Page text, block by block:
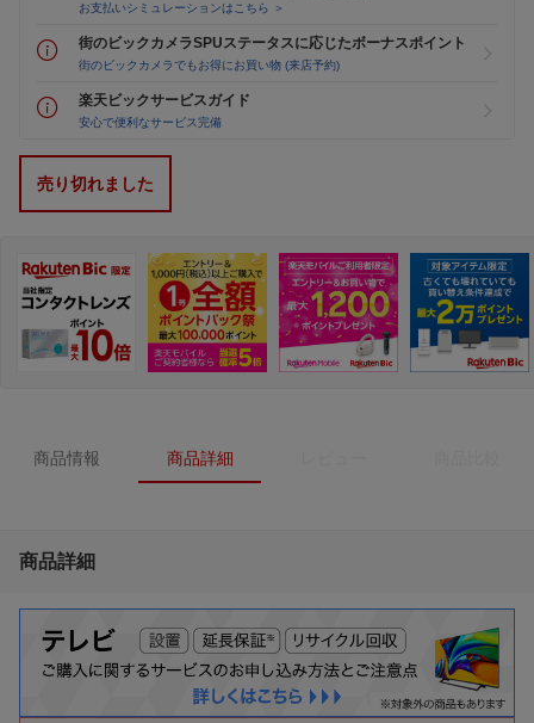
お支払いシミュレーションはこちら ＞
街のビックカメラSPUステータスに応じたボーナスポイント
街のビックカメラでもお得にお買い物 (来店予約)
楽天ビックサービスガイド
安心で便利なサービス完備
売り切れました
商品情報 商品詳細
商品詳細